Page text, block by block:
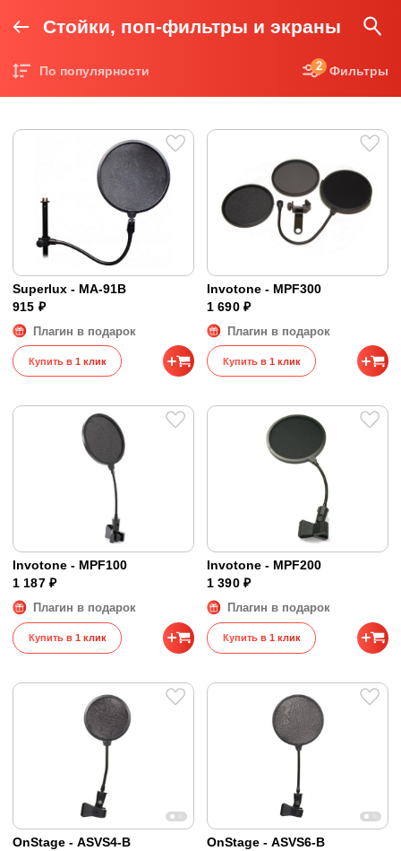
Стойки, поп-фильтры и экраны
По популярности Фильтры
2
Superlux - MA-91B
915 ₽
Плагин в подарок
Купить в 1 клик
Invotone - MPF300
1 690 ₽
Плагин в подарок
Купить в 1 клик
Invotone - MPF100
1 187 ₽
Плагин в подарок
Купить в 1 клик
Invotone - MPF200
1 390 ₽
Плагин в подарок
Купить в 1 клик
OnStage - ASVS4-B
OnStage - ASVS6-B